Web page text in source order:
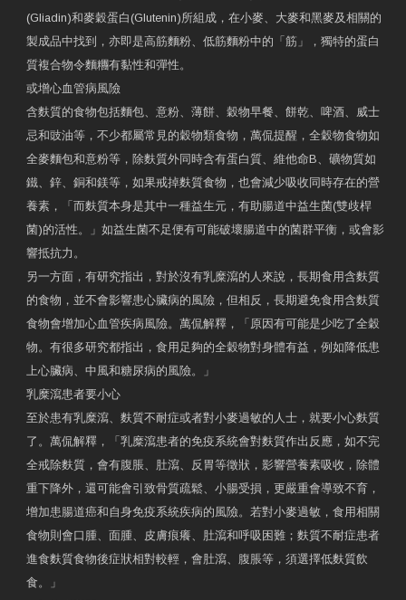
(Gliadin)和麥穀蛋白(Glutenin)所組成，在小麥、大麥和黑麥及相關的
製成品中找到，亦即是高筋麵粉、低筋麵粉中的「筋」，獨特的蛋白
質複合物令麵糰有黏性和彈性。
或增心血管病風險
含麩質的食物包括麵包、意粉、薄餅、穀物早餐、餅乾、啤酒、威士
忌和豉油等，不少都屬常見的穀物類食物，萬侃提醒，全穀物食物如
全麥麵包和意粉等，除麩質外同時含有蛋白質、維他命B、礦物質如
鐵、鋅、銅和鎂等，如果戒掉麩質食物，也會減少吸收同時存在的營
養素，「而麩質本身是其中一種益生元，有助腸道中益生菌(雙歧桿
菌)的活性。」如益生菌不足便有可能破壞腸道中的菌群平衡，或會影
響抵抗力。
另一方面，有研究指出，對於沒有乳糜瀉的人來說，長期食用含麩質
的食物，並不會影響患心臟病的風險，但相反，長期避免食用含麩質
食物會增加心血管疾病風險。萬侃解釋，「原因有可能是少吃了全穀
物。有很多研究都指出，食用足夠的全穀物對身體有益，例如降低患
上心臟病、中風和糖尿病的風險。」
乳糜瀉患者要小心
至於患有乳糜瀉、麩質不耐症或者對小麥過敏的人士，就要小心麩質
了。萬侃解釋，「乳糜瀉患者的免疫系統會對麩質作出反應，如不完
全戒除麩質，會有腹脹、肚瀉、反胃等徵狀，影響營養素吸收，除體
重下降外，還可能會引致骨質疏鬆、小腸受損，更嚴重會導致不育，
增加患腸道癌和自身免疫系統疾病的風險。若對小麥過敏，食用相關
食物則會口腫、面腫、皮膚痕癢、肚瀉和呼吸困難；麩質不耐症患者
進食麩質食物後症狀相對較輕，會肚瀉、腹脹等，須選擇低麩質飲
食。」